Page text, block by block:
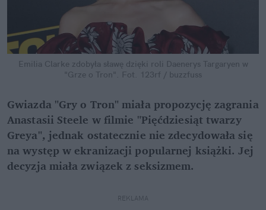
Emilia Clarke zdobyła sławę dzięki roli Daenerys Targaryen w
"Grze o Tron". Fot. 123rf / buzzfuss
Gwiazda "Gry o Tron" miała propozycję zagrania
Anastasii Steele w filmie "Pięćdziesiąt twarzy
Greya", jednak ostatecznie nie zdecydowała się
na występ w ekranizacji popularnej książki. Jej
decyzja miała związek z seksizmem.
REKLAMA